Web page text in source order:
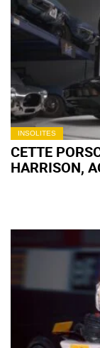
INSOLITES
CETTE
HARRISON,